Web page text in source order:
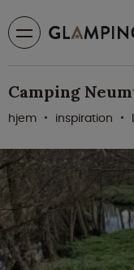
Camping
hjem inspiration